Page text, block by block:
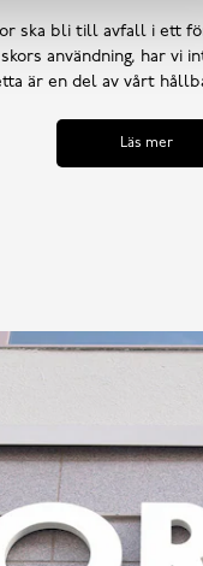
ska bli till avfall i ett
användning, har vi
är en del av vårt
Läs mer